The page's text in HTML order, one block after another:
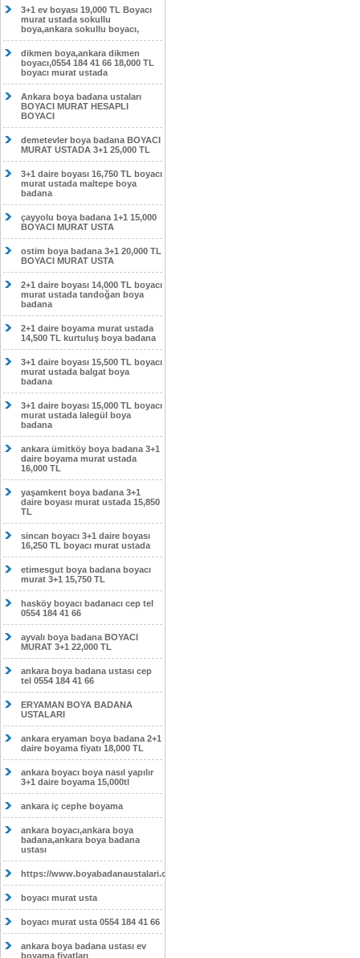
3+1 ev boyası 19,000 TL Boyacı
murat ustada sokullu
boya,ankara sokullu boyacı,
dikmen boya,ankara dikmen
boyacı,0554 184 41 66 18,000 TL
boyacı murat ustada
Ankara boya badana ustaları
BOYACI MURAT HESAPLI
BOYACI
demetevler boya badana BOYACI
MURAT USTADA 3+1 25,000 TL
3+1 daire boyası 16,750 TL boyacı
murat ustada maltepe boya
badana
çayyolu boya badana 1+1 15,000
BOYACI MURAT USTA
ostim boya badana 3+1 20,000 TL
BOYACI MURAT USTA
2+1 daire boyası 14,000 TL boyacı
murat ustada tandoğan boya
badana
2+1 daire boyama murat ustada
14,500 TL kurtuluş boya badana
3+1 daire boyası 15,500 TL boyacı
murat ustada balgat boya
badana
3+1 daire boyası 15,000 TL boyacı
murat ustada lalegül boya
badana
ankara ümitköy boya badana 3+1
daire boyama murat ustada
16,000 TL
yaşamkent boya badana 3+1
daire boyası murat ustada 15,850
TL
sincan boyacı 3+1 daire boyası
16,250 TL boyacı murat ustada
etimesgut boya badana boyacı
murat 3+1 15,750 TL
hasköy boyacı badanacı cep tel
0554 184 41 66
ayvalı boya badana BOYACI
MURAT 3+1 22,000 TL
ankara boya badana ustası cep
tel 0554 184 41 66
ERYAMAN BOYA BADANA
USTALARI
ankara eryaman boya badana 2+1
daire boyama fiyatı 18,000 TL
ankara boyacı boya nasıl yapılır
3+1 daire boyama 15,000tl
ankara iç cephe boyama
ankara boyacı,ankara boya
badana,ankara boya badana
ustası
https://www.boyabadanaustalari.com/
boyacı murat usta
boyacı murat usta 0554 184 41 66
ankara boya badana ustası ev
boyama fiyatları